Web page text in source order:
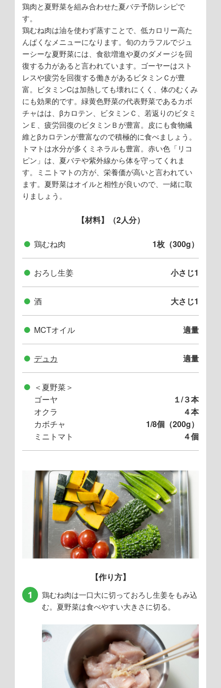
鶏肉と夏野菜を組み合わせた夏バテ予防レシピで
す。
鶏むね肉は油を使わず蒸すことで、低カロリー高た
んぱくなメニューになります。旬のカラフルでジュ
ーシーな夏野菜には、食欲増進や夏のダメージを回
復する力があると言われています。ゴーヤーはスト
レスや疲労を回復する働きがあるビタミンＣが豊
富。ビタミンCは加熱しても壊れにくく、体のむくみ
にも効果的です。緑黄色野菜の代表野菜であるカボ
チャはは、βカロテン、ビタミンＣ、若返りのビタミ
ンＥ、疲労回復のビタミンＢが豊富。皮にも食物繊
維とβカロテンが豊富なので積極的に食べましょう。
トマトは水分が多くミネラルも豊富。赤い色「リコ
ピン」は、夏バテや紫外線から体を守ってくれま
す。ミニトマトの方が、栄養価が高いと言われてい
ます。夏野菜はオイルと相性が良いので、一緒に取
りましょう。
【材料】（2人分）
鶏むね肉 1枚（300g）
おろし生姜 小さじ1
酒 大さじ1
MCTオイル 適量
デュカ 適量
＜夏野菜＞
ゴーヤ
オクラ
カボチャ
ミニトマト
１/３本
４本
1/8個（200g）
４個
【作り方】
1
鶏むね肉は一口大に切っておろし生姜をもみ込
む。夏野菜は食べやすい大きさに切る。